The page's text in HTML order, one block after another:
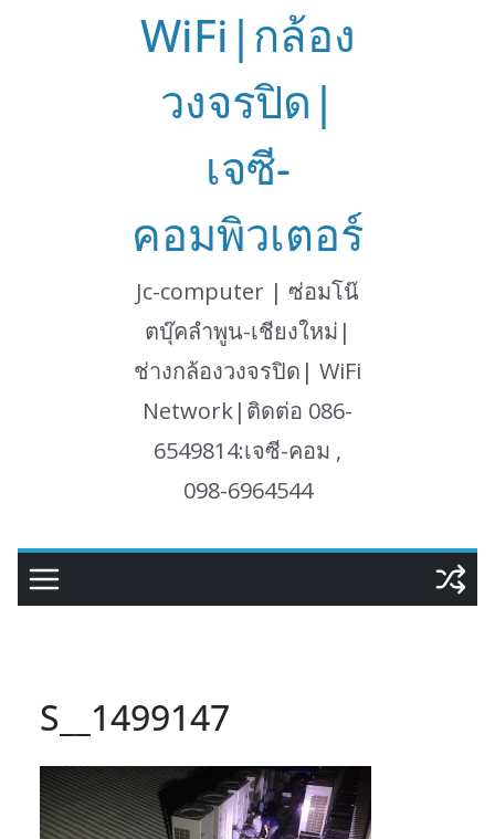
WiFi|กล้อง
วงจรปิด|
เจซี-
คอมพิวเตอร์
Jc-computer | ซ่อมโน๊
ตบุ๊คลำพูน-เชียงใหม่|
ช่างกล้องวงจรปิด| WiFi
Network|ติดต่อ 086-
6549814:เจซี-คอม ,
098-6964544
S__1499147